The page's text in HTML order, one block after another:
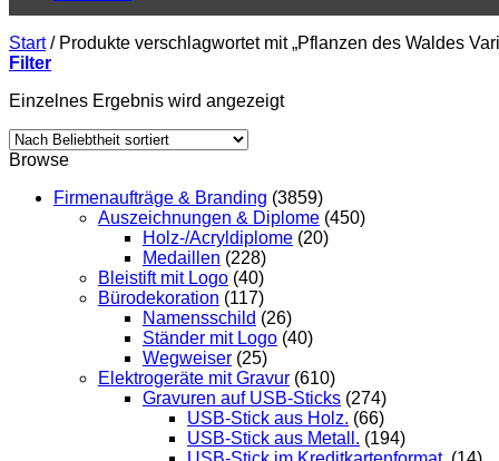
Start /Produkte verschlagwortet mit „Pflanzen des Waldes
Filter
Einzelnes Ergebnis wird angezeigt
Browse
Firmenaufträge & Branding (3859)
Auszeichnungen & Diplome (450)
Holz-/Acryldiplome (20)
Medaillen (228)
Bleistift mit Logo (40)
Bürodekoration (117)
Namensschild (26)
Ständer mit Logo (40)
Wegweiser (25)
Elektrogeräte mit Gravur (610)
Gravuren auf USB-Sticks (274)
USB-Stick aus Holz. (66)
USB-Stick aus Metall. (194)